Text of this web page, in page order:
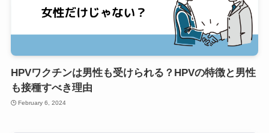
HPVワクチンは男性も受けられる？HPVの特徴と男性
も接種すべき理由
February 6, 2024